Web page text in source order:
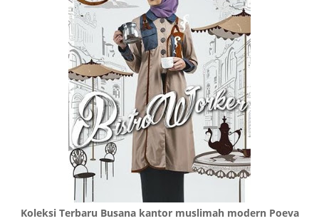
Koleksi Terbaru Busana kantor muslimah modern Poeva